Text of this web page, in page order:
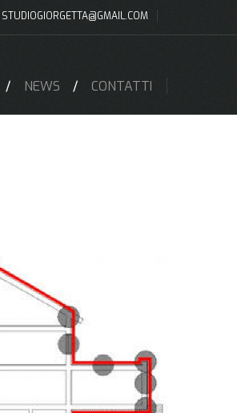
STUDIOGIORGETTA@GMAIL.COM
NEWS CONTATTI